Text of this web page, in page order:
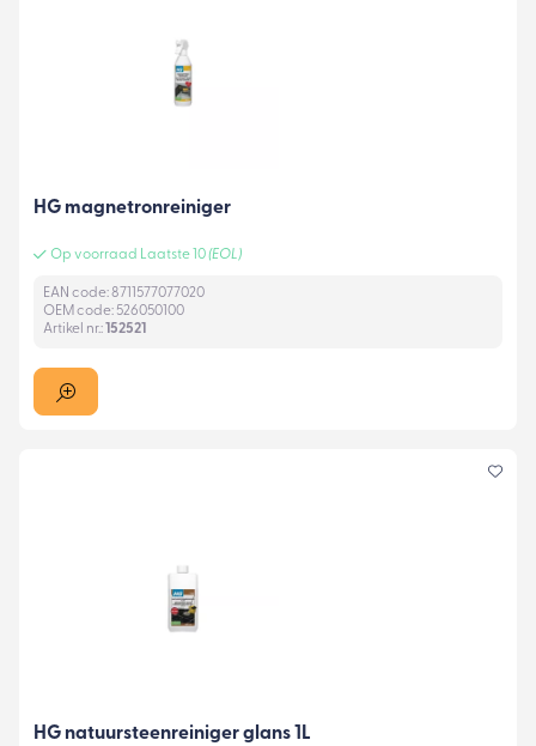
HG magnetronreiniger
Op voorraad Laatste 10(EOL)
EAN code: 8711577077020
OEM code: 526050100
Artikel nr.:152521
HG natuursteenreiniger glans 1L